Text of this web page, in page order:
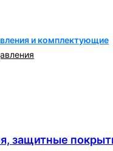
и комплектующие
защитные